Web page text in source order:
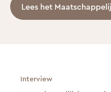
Lees het
Interview